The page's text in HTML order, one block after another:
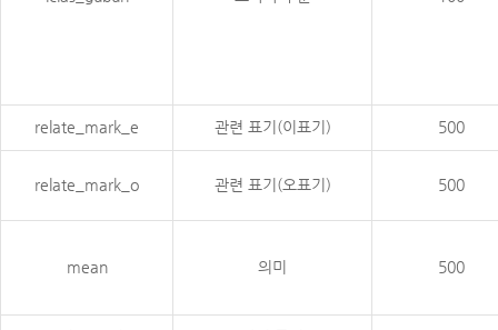
relate_mark_e 관련 표기(이표기) 500
relate_mark_o 관련 표기(오표기) 500
mean 의미 500